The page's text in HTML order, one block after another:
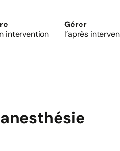
intervention
Gérer
l’après